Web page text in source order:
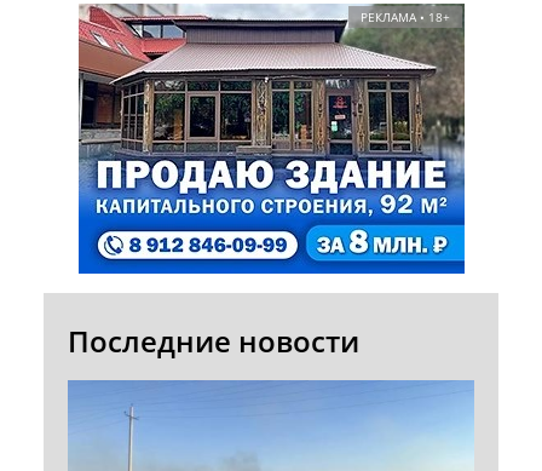
РЕКЛАМА • 18+
Последние новости